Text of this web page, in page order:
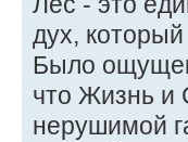
дух,
Было
что Жизнь и
нерушимой